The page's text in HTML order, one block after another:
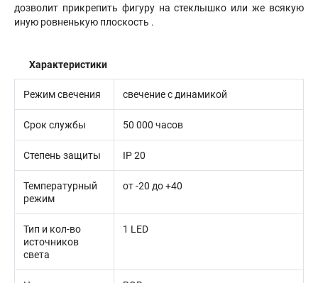
дозволит прикрепить фигуру на стеклышко или же всякую
иную ровненькую плоскость .
Характеристики
Режим свечения свечение с динамикой
Срок службы 50 000 часов
Степень защиты IP 20
Температурный
режим
от -20 до +40
Тип и кол-во
источников
света
1 LED